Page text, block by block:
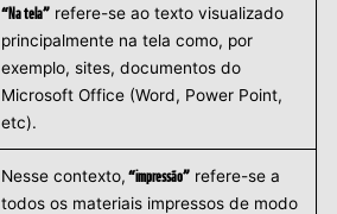
“Na tela” refere-se ao texto visualizado
principalmente na tela como, por
exemplo, sites, documentos do
Microsoft Office (Word, Power Point,
etc).
Nesse contexto,“impressão” refere-se a
todos os materiais impressos de modo